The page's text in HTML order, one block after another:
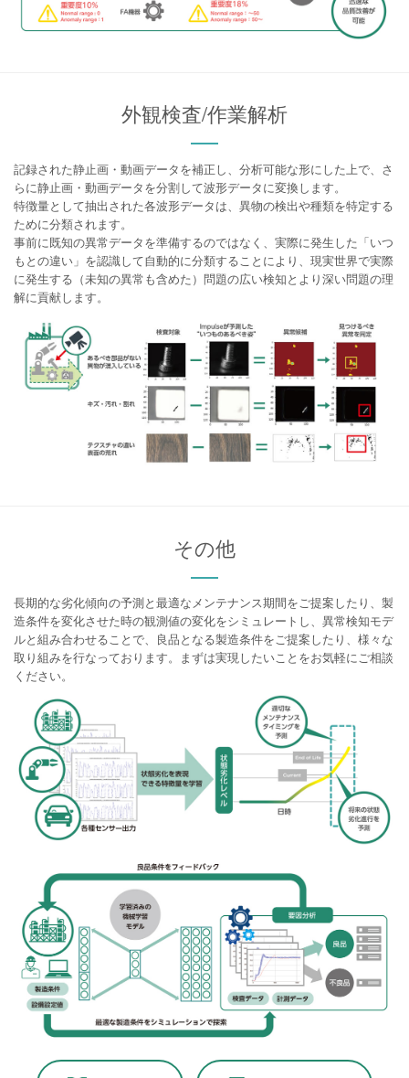
外観検査/作業解析
記録された静止画・動画データを補正し、分析可能な形にした上で、さ
らに静止画・動画データを分割して波形データに変換します。
特徴量として抽出された各波形データは、異物の検出や種類を特定する
ために分類されます。
事前に既知の異常データを準備するのではなく、実際に発生した「いつ
もとの違い」を認識して自動的に分類することにより、現実世界で実際
に発生する（未知の異常も含めた）問題の広い検知とより深い問題の理
解に貢献します。
その他
長期的な劣化傾向の予測と最適なメンテナンス期間をご提案したり、製
造条件を変化させた時の観測値の変化をシミュレートし、異常検知モデ
ルと組み合わせることで、良品となる製造条件をご提案したり、様々な
取り組みを行なっております。まずは実現したいことをお気軽にご相談
ください。